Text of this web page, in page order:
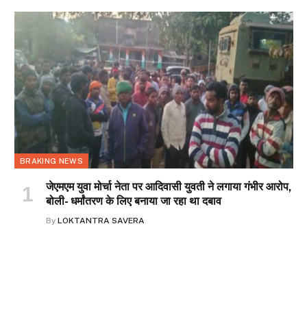
BRAKING NEWS
जेएमएम युवा मोर्चा नेता पर आदिवासी युवती ने लगाया गंभीर आरोप,
बोली- धर्मांतरण के लिए बनाया जा रहा था दबाव
By LOKTANTRA SAVERA